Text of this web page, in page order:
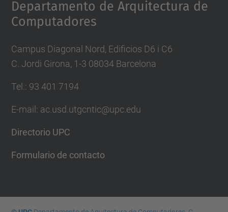
Departamento de Arquitectura de
Computadores
Campus Diagonal Nord, Edificios D6 i C6
C. Jordi Girona, 1-3 08034 Barcelona
Tel.: 93 401 7194
E-mail: ac.usd.utgcntic@upc.edu
Directorio UPC
Formulario de contacto